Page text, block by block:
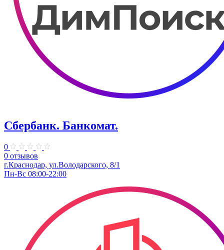
Сбербанк. Банкомат.
0
0 отзывов
​г.Краснодар, ул.​Володарского, 8/1
Пн-Вс 08:00-22:00